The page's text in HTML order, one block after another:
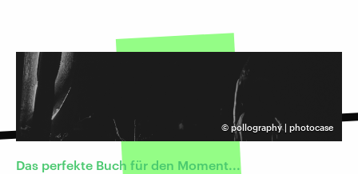
© pollography | photocase
Das perfekte Buch für den Moment...